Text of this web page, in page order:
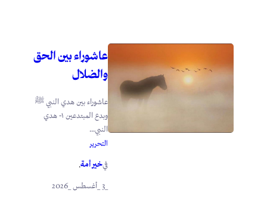
عاشوراء بين الحق
والضلال
عاشوراء بين هدي النبي ﷺ
وبدع المبتدعين ١- هدي
النبي...
التحرير
فيخير أمة.